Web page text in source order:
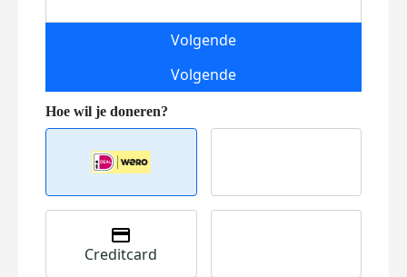
Volgende
Volgende
Creditcard